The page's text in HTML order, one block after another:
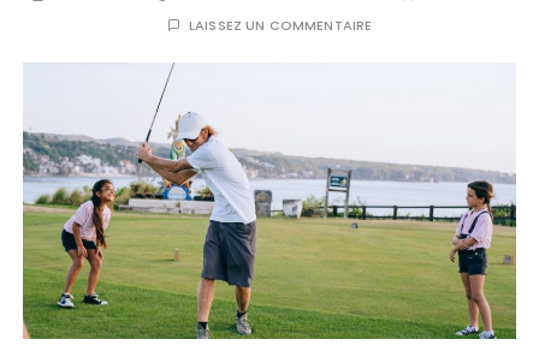
LAISSEZ UN COMMENTAIRE